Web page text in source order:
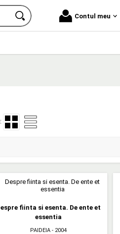
Contul meu
fiinta si esenta. De ente et
essentia
PAIDEIA - 2004